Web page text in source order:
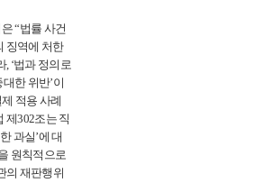
“법률 사건
징역에 처한
‘법과 정의로
한 위반’이
적용 사례
제302조는 직
과실’에 대
원칙적으로
의 재판행위